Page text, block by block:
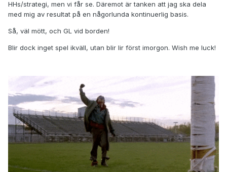
HHs/strategi, men vi får se. Däremot är tanken att jag ska dela
med mig av resultat på en någorlunda kontinuerlig basis.
Så, väl mött, och GL vid borden!
Blir dock inget spel ikväll, utan blir lir först imorgon. Wish me luck!